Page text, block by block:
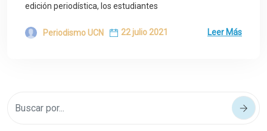
edición periodística, los estudiantes
Periodismo UCN 22 julio 2021 Leer Más